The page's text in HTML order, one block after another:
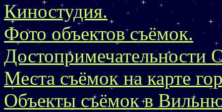
Киностудия.
Фото объектов съёмок.
Достопримечательности
Места съёмок на карте
Объекты съёмок в